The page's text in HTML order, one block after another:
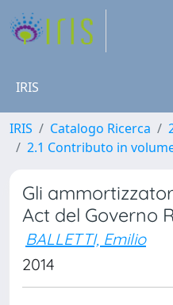
IRIS
IRIS Catalogo Ricerca
2.1 Contributo in
Gli
Act del Governo
BALLETTI, Emilio
2014